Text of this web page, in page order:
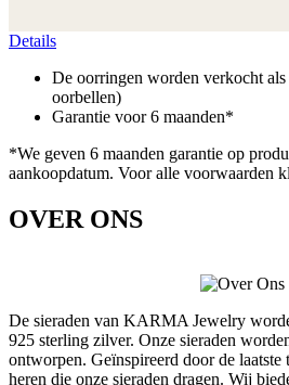
Details
De oorringen worden verkocht als
oorbellen)
Garantie voor 6 maanden*
*We geven 6 maanden garantie op
aankoopdatum. Voor alle voorwaarden
OVER ONS
De sieraden van KARMA Jewelry
925 sterling zilver. Onze sieraden
ontworpen. Geïnspireerd door de laatste
heren die onze sieraden dragen. Wij